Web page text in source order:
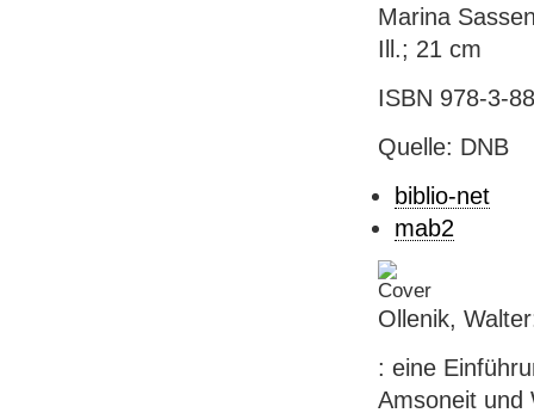
Marina
Ill.; 21 cm
ISBN 978-3-
Quelle: DNB
biblio-net
mab2
Ollenik,
: eine
Amsoneit und